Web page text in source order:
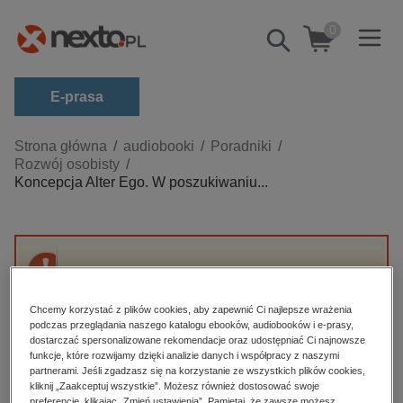
Pokaż/schowaj
wyszukiwarkę
0
E-prasa
Kategorie
Zobacz wszystkie E-prasa
biznesowe, branżowe, gospodarka
darmowe wydania
edukacja
hobby, sport, rozrywka
komputery, internet, technologie, informatyka
Strona główna audiobooki
Poradniki
Rozwój osobisty
Koncepcja Alter Ego. W poszukiwaniu...
jest dostępny.
High-contrast mode
Chcemy korzystać z plików cookies, aby zapewnić Ci najlepsze wrażenia
podczas przeglądania naszego katalogu ebooków, audiobooków i e-prasy,
dostarczać spersonalizowane rekomendacje oraz udostępniać Ci najnowsze
funkcje, które rozwijamy dzięki analizie danych i współpracy z naszymi
partnerami. Jeśli zgadzasz się na korzystanie ze wszystkich plików cookies,
kliknij „Zaakceptuj wszystkie”. Możesz również dostosować swoje